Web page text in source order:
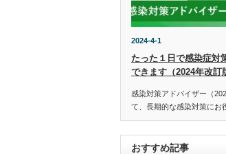
2024-4-1
たった１日で感染症対
できます（2024年改訂
感染対策アドバイザー（
て、長期的な感染対策にお
おすすめ記事